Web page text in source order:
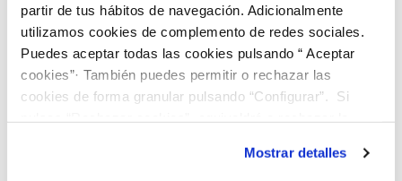
partir de tus hábitos de navegación. Adicionalmente
utilizamos cookies de complemento de redes sociales.
Puedes aceptar todas las cookies pulsando “ Aceptar
cookies”· También puedes permitir o rechazar las
cookies de forma granular pulsando “Configurar”. Si
son indispensables para que el sitio web funcione y que
Mostrar detalles
galardonada por galardonada por la Caixa como Mujer
Empresaria de Canarias en 2020), entre otras
distinguidas directivas que se irán informando durante el
programa.
Para descubrir algunos ejemplos de mujeres del grupo